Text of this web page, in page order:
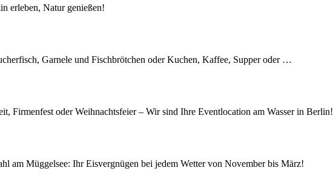
erleben, Natur genießen!
Garnele und Fischbrötchen oder Kuchen, Kaffee, Supper oder …
Firmenfest oder Weihnachtsfeier – Wir sind Ihre Eventlocation am Wasser in Berlin!
am Müggelsee: Ihr Eisvergnügen bei jedem Wetter von November bis März!